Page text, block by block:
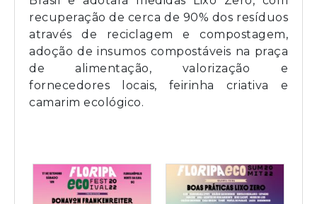
recuperação de cerca de 90% dos resíduos
através de reciclagem e compostagem,
adoção de insumos compostáveis na praça
de alimentação, valorização e
fornecedores locais, feirinha criativa e
camarim ecológico.